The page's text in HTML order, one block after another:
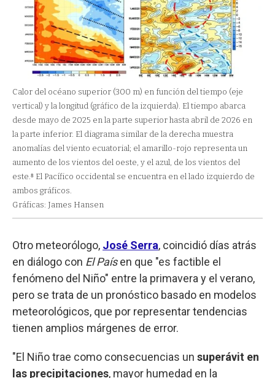
Calor del océano superior (300 m) en función del tiempo (eje
vertical) y la longitud (gráfico de la izquierda). El tiempo abarca
desde mayo de 2025 en la parte superior hasta abril de 2026 en
la parte inferior. El diagrama similar de la derecha muestra
anomalías del viento ecuatorial; el amarillo-rojo representa un
aumento de los vientos del oeste, y el azul, de los vientos del
este.⁸ El Pacífico occidental se encuentra en el lado izquierdo de
ambos gráficos.
Gráficas: James Hansen
Otro meteorólogo, José Serra, coincidió días atrás
en diálogo con El Paísen que "es factible el
fenómeno del Niño" entre la primavera y el verano,
pero se trata de un pronóstico basado en modelos
meteorológicos, que por representar tendencias
tienen amplios márgenes de error.
"El Niño trae como consecuencias un superávit en
las precipitaciones, mayor humedad en la